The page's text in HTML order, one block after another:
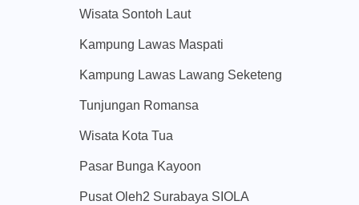
Wisata Sontoh Laut
Kampung Lawas Maspati
Kampung Lawas Lawang Seketeng
Tunjungan Romansa
Wisata Kota Tua
Pasar Bunga Kayoon
Pusat Oleh2 Surabaya SIOLA